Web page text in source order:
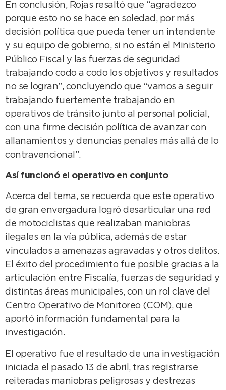
En conclusión, Rojas resaltó que “agradezco
porque esto no se hace en soledad, por más
decisión política que pueda tener un intendente
y su equipo de gobierno, si no están el Ministerio
Público Fiscal y las fuerzas de seguridad
trabajando codo a codo los objetivos y resultados
no se logran”, concluyendo que “vamos a seguir
trabajando fuertemente trabajando en
operativos de tránsito junto al personal policial,
con una firme decisión política de avanzar con
allanamientos y denuncias penales más allá de lo
contravencional”.
Así funcionó el operativo en conjunto
Acerca del tema, se recuerda que este operativo
de gran envergadura logró desarticular una red
de motociclistas que realizaban maniobras
ilegales en la vía pública, además de estar
vinculados a amenazas agravadas y otros delitos.
El éxito del procedimiento fue posible gracias a la
articulación entre Fiscalía, fuerzas de seguridad y
distintas áreas municipales, con un rol clave del
Centro Operativo de Monitoreo (COM), que
aportó información fundamental para la
investigación.
El operativo fue el resultado de una investigación
iniciada el pasado 13 de abril, tras registrarse
reiteradas maniobras peligrosas y destrezas